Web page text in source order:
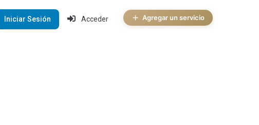
Iniciar Sesión Acceder Agregar un servicio